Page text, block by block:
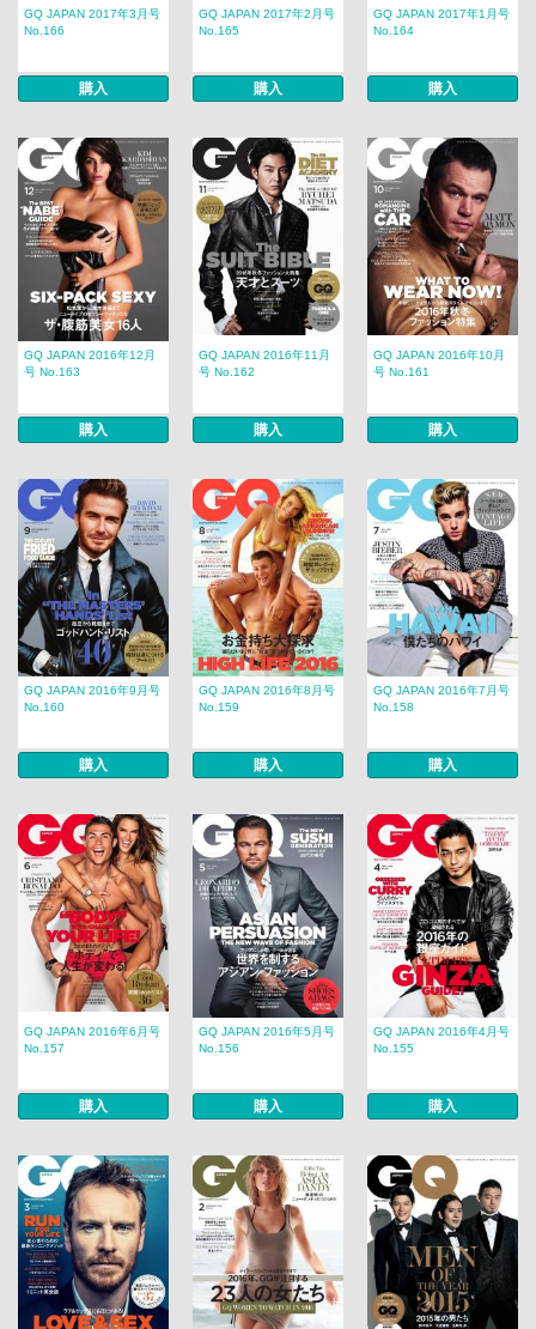
GQ JAPAN 2017年3月号
No.166
購入
GQ JAPAN 2017年2月号
No.165
購入
GQ JAPAN 2017年1月号
No.164
購入
GQ JAPAN 2016年12月
号 No.163
購入
GQ JAPAN 2016年11月
号 No.162
購入
GQ JAPAN 2016年10月
号 No.161
購入
GQ JAPAN 2016年9月号
No.160
購入
GQ JAPAN 2016年8月号
No.159
購入
GQ JAPAN 2016年7月号
No.158
購入
GQ JAPAN 2016年6月号
No.157
購入
GQ JAPAN 2016年5月号
No.156
購入
GQ JAPAN 2016年4月号
No.155
購入